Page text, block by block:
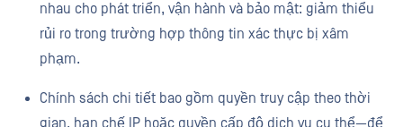
nhau cho phát triển, vận hành và bảo mật: giảm thiểu
rủi ro trong trường hợp thông tin xác thực bị xâm
phạm.
Chính sách chi tiết bao gồm quyền truy cập theo thời